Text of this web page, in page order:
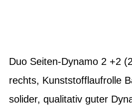
Duo Seiten-Dynamo 2 +2
rechts, Kunststofflaufrolle
solider, qualitativ guter